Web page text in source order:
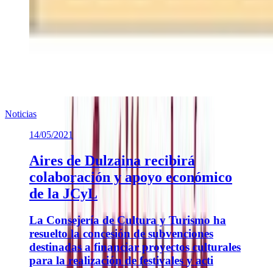
Noticias
14/05/2021
Aires de Dulzaina recibirá
colaboración y apoyo económico
de la JCyL
La Consejería de Cultura y Turismo ha
resuelto la concesión de subvenciones
destinadas a financiar proyectos culturales
para la realización de festivales y acti